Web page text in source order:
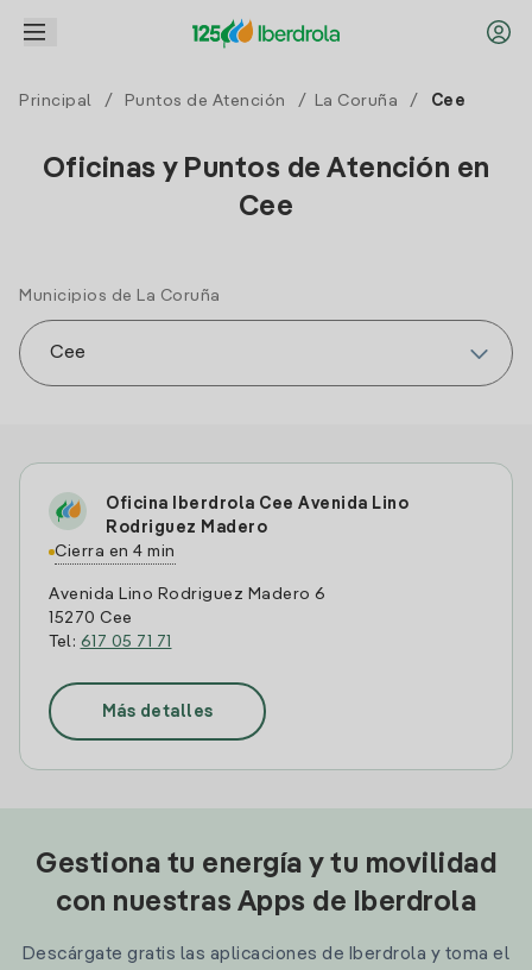
Principal / Puntos de Atención / La Coruña / Cee
Oficinas y Puntos de Atención en
Cee
Municipios de La Coruña
Oficina Iberdrola Cee Avenida Lino
Rodriguez Madero
Cierra en 4 min
Avenida Lino Rodriguez Madero 6
15270 Cee
Tel: 617 05 71 71
Más detalles
Gestiona tu energía y tu movilidad
con nuestras Apps de Iberdrola
Descárgate gratis las aplicaciones de Iberdrola y toma el